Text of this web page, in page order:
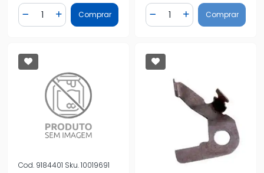
Diminuir Quantidade
Quantidade
Adicionar Quantidade
Comprar Diminuir Quantidade
Quantidade
AdicionarComprar
Cod. 9184401 Sku.10019691